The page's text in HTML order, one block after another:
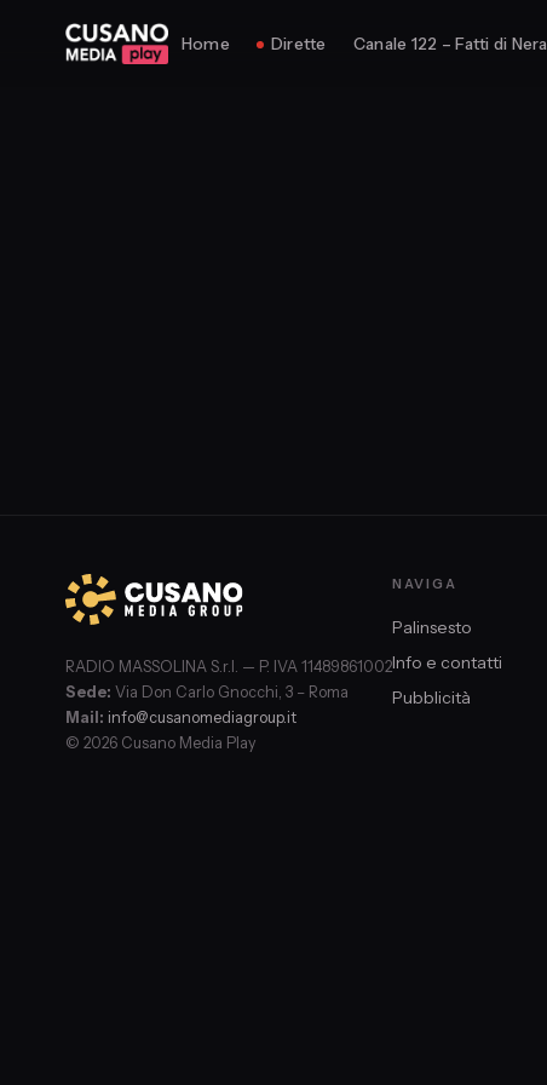
Home Dirette Canale 122 – Fatti di Nera
RADIO MASSOLINA S.r.l. — P. IVA 11489861002
Sede: Via Don Carlo Gnocchi, 3 – Roma
Mail: info@cusanomediagroup.it
© 2026 Cusano Media Play
NAVIGA
Palinsesto
Info e contatti
Pubblicità